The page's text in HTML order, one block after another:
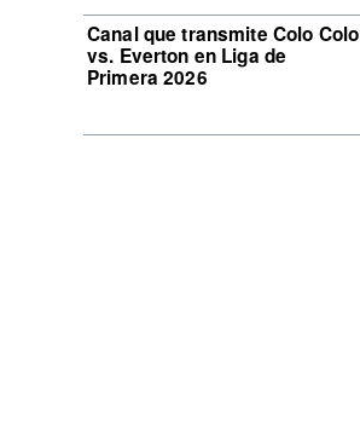
Canal que transmite Colo Colo
vs. Everton en Liga de
Primera 2026